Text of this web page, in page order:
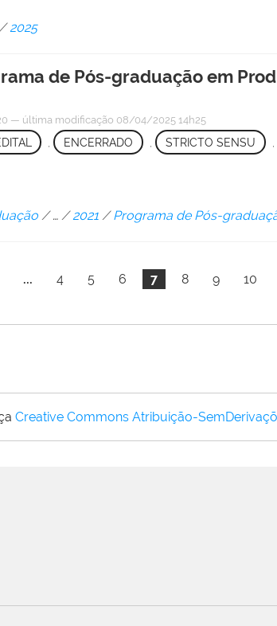
2025
de Pós-graduação em
— última modificação 08/04/2025 14h25
, ENCERRADO , STRICTO SENSU
/… /2021 /Programa de Pós-
... 4 5 6 7 8 9 10
Creative Commons Atribuição-